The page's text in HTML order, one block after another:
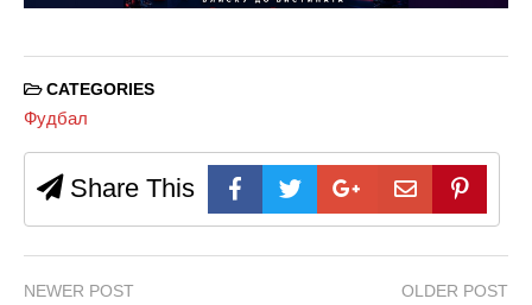
CATEGORIES
Фудбал
Share This
NEWER POST OLDER POST